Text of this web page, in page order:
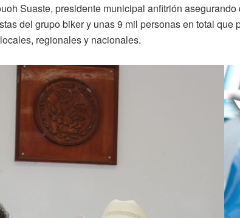
Suaste, presidente municipal anfitrión
del grupo biker y unas 9 mil personas en total
regionales y nacionales.